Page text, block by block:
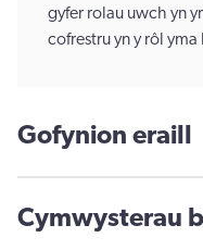
gyfer rolau uwch yn
cofrestru yn y rôl yma
Gofynion eraill
Cymwysterau